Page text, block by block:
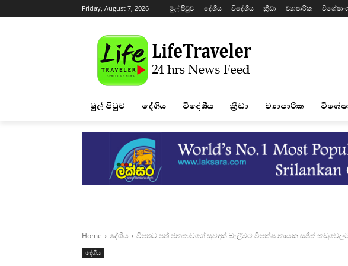
Friday, August 7, 2026 මුල් පිටුව දේශීය විදේශීය ක්‍රීඩා ව්‍යාපාරික
මුල් පිටුව දේශීය විදේශීය ක්‍රීඩා ව්‍යාපාරික
Home දේශීය විපතට පත් ජනතාවගේ සුවදුක් බැලීමට විපක්ෂ නායක සජිත්
දේශීය